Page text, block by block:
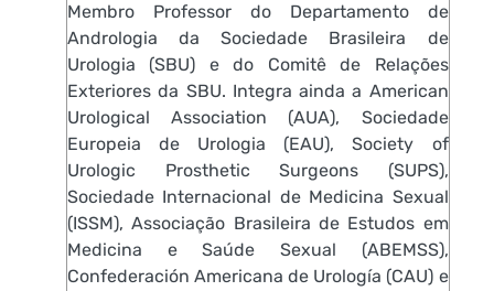
Membro Professor do Departamento de
Andrologia da Sociedade Brasileira de
Urologia (SBU) e do Comitê de Relações
Exteriores da SBU. Integra ainda a American
Urological Association (AUA), Sociedade
Europeia de Urologia (EAU), Society of
Urologic Prosthetic Surgeons (SUPS),
Sociedade Internacional de Medicina Sexual
(ISSM), Associação Brasileira de Estudos em
Medicina e Saúde Sexual (ABEMSS),
Confederación Americana de Urología (CAU) e